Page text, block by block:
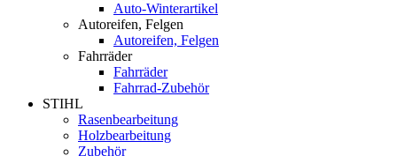
Auto-Winterartikel
Autoreifen, Felgen
Autoreifen, Felgen
Fahrräder
Fahrräder
Fahrrad-Zubehör
STIHL
Rasenbearbeitung
Holzbearbeitung
Zubehör